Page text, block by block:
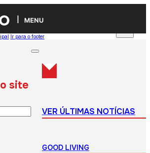
MENU
Ir para o footer
site
VER ÚLTIMAS NOTÍCIAS
GOOD LIVING